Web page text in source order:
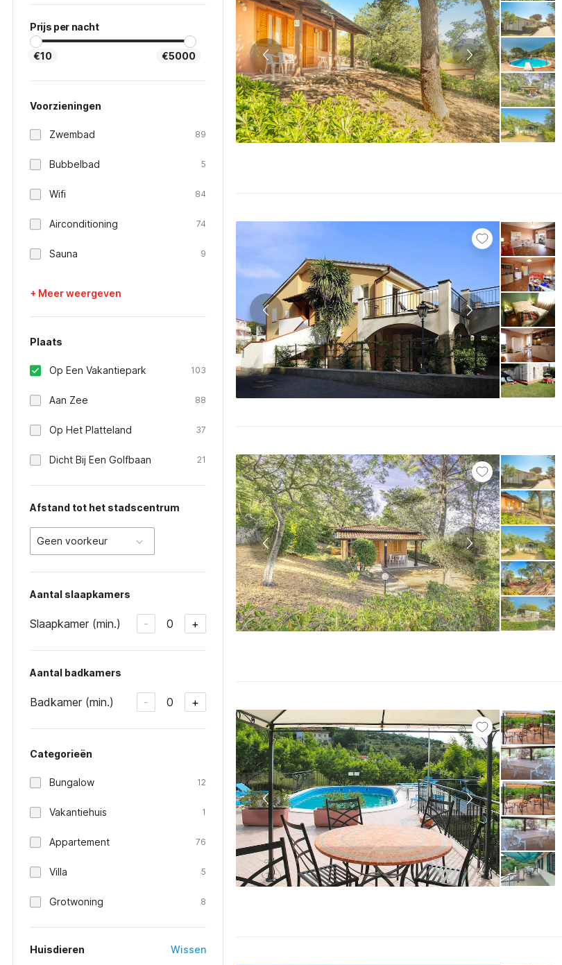
Prijs per nacht
€10 €5000
Voorzieningen
Zwembad 89
Bubbelbad 5
Wifi 84
Airconditioning 74
Sauna 9
+ Meer weergeven
Plaats
Op Een Vakantiepark 103
Aan Zee 88
Op Het Platteland 37
Dicht Bij Een Golfbaan 21
Afstand tot het stadscentrum
Geen voorkeur
Aantal slaapkamers
Slaapkamer (min.) - 0 +
Aantal badkamers
Badkamer (min.) - 0 +
Categorieën
Bungalow 12
Vakantiehuis 1
Appartement 76
Villa 5
Grotwoning 8
Huisdieren Wissen